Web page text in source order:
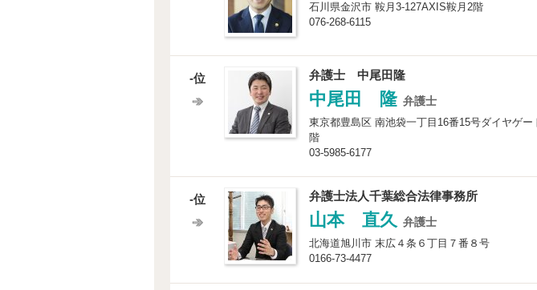
石川県金沢市 鞍月3-127AXIS鞍月2階
076-268-6115
-位 弁護士 中尾田隆
中尾田 隆 弁護士
東京都豊島区 南池袋一丁目16番15号ダイヤゲー
階
03-5985-6177
-位 弁護士法人千葉総合法律事務所
山本 直久 弁護士
北海道旭川市 末広４条６丁目７番８号
0166-73-4477